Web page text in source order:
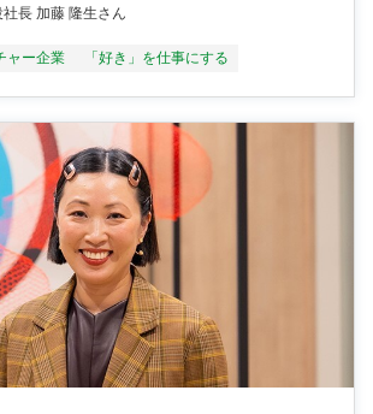
長 加藤 隆生さん
ャー企業 「好き」を仕事にする